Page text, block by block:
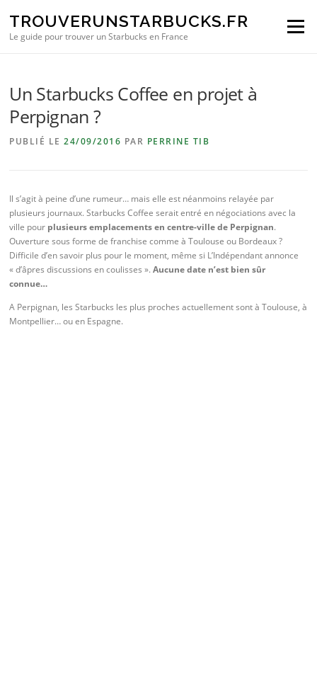
TROUVERUNSTARBUCKS.FR
Le guide pour trouver un Starbucks en France
Menu
Un Starbucks Coffee en projet à
Perpignan ?
PUBLIÉ LE24/09/2016 PAR PERRINE TIB
Il s’agit à peine d’une rumeur… mais elle est néanmoins relayée par
plusieurs journaux. Starbucks Coffee serait entré en négociations avec la
ville pour plusieurs emplacements en centre-ville de Perpignan.
Ouverture sous forme de franchise comme à Toulouse ou Bordeaux ?
Difficile d’en savoir plus pour le moment, même si L’Indépendant annonce
« d’âpres discussions en coulisses ».Aucune date n’est bien sûr
connue…
A Perpignan, les Starbucks les plus proches actuellement sont à Toulouse, à
Montpellier… ou en Espagne.